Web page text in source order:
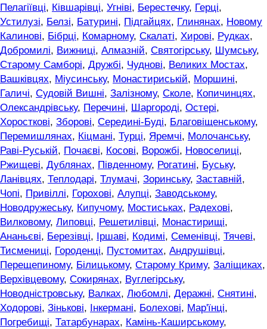
Пелагіївці, Ківшарівці, Угніві, Берестечку, Герці,
Устилузі, Белзі, Батурині, Підгайцях, Глинянах, Новому
Калинові, Бібрці, Комарному, Скалаті, Хирові, Рудках,
Добромилі, Вижниці, Алмазній, Святогірську, Шумську,
Старому Самборі, Дружбі, Чуднові, Великих Мостах,
Вашківцях, Міусинську, Монастириській, Моршині,
Галичі, Судовій Вишні, Залізному, Сколе, Копичинцях,
Олександрівську, Перечині, Шаргороді, Остері,
Хоросткові, Зборові, Середині-Буді, Благовіщенському,
Перемишлянах, Кіцмані, Турці, Яремчі, Молочанську,
Раві-Руській, Почаєві, Косові, Ворожбі, Новоселиці,
Ржищеві, Дублянах, Південному, Рогатині, Буську,
Ланівцях, Теплодарі, Тлумачі, Зоринську, Заставній,
Чопі, Привіллі, Горохові, Алупці, Заводському,
Новодружеську, Кипучому, Мостиськах, Радехові,
Вилковому, Липовці, Решетилівці, Монастирищі,
Ананьєві, Березівці, Іршаві, Кодимі, Семенівці, Тячеві,
Тисмениці, Городенці, Пустомитах, Андрушівці,
Перещепиному, Білицькому, Старому Криму, Заліщиках,
Верхівцевому, Сокирянах, Вуглегірську,
Новодністровську, Валках, Любомлі, Деражні, Снятині,
Ходорові, Зінькові, Інкермані, Болехові, Мар'їнці,
Погребищі, Татарбунарах, Камінь-Каширському,